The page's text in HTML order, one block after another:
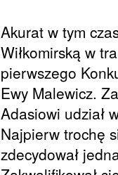
Akurat w tym
Wiłkomirską w
pierwszego
Ewy Malewicz.
Adasiowi udział
Najpierw trochę
zdecydował